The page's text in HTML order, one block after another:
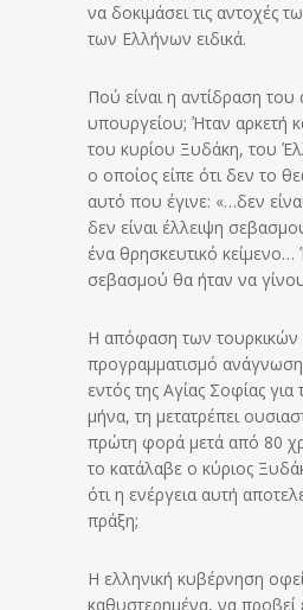
να δοκιμάσει τις αντοχές
των Ελλήνων ειδικά.
Πού είναι η αντίδραση του
υπουργείου; Ήταν αρκετή
του κυρίου Ξυδάκη, του
ο οποίος είπε ότι δεν το
αυτό που έγινε: «…δεν
δεν είναι έλλειψη
ένα θρησκευτικό κείμενο…
σεβασμού θα ήταν να
Η απόφαση των τουρκικών
προγραμματισμό
εντός της Αγίας Σοφίας
μήνα, τη μετατρέπει
πρώτη φορά μετά από 80
το κατάλαβε ο κύριος
ότι η ενέργεια αυτή
πράξη;
Η ελληνική κυβέρνηση
καθυστερημένα, να προβεί